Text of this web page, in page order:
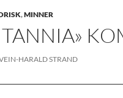
,MINNER
HARALD STRAND